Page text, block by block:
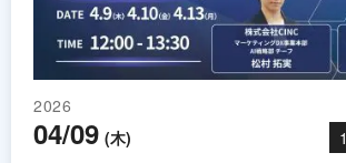
2026
04/09 (木)